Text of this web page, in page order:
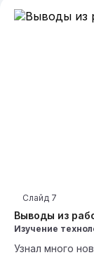
Выводы из
Слайд 7
Изучение
Узнал много